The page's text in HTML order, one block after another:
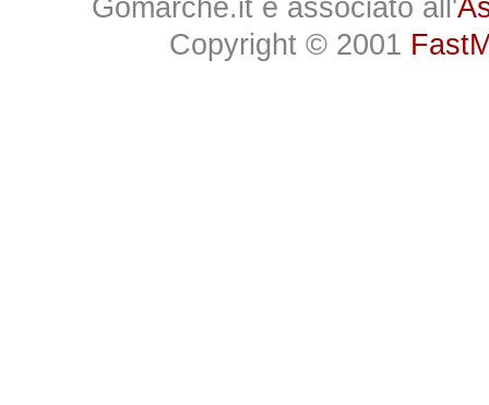
Gomarche.it è associato all'
Copyright © 2001